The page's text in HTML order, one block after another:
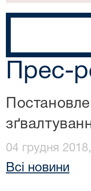
Прес-
04 грудня
Всі новини